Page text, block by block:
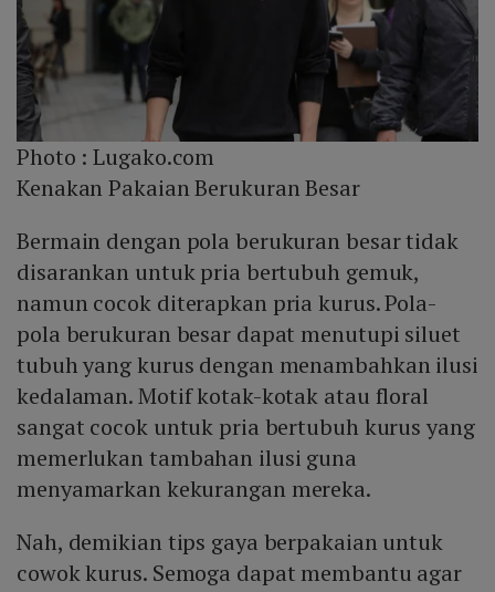
Photo :Lugako.com
Kenakan Pakaian Berukuran Besar
Bermain dengan pola berukuran besar tidak
disarankan untuk pria bertubuh gemuk,
namun cocok diterapkan pria kurus. Pola-
pola berukuran besar dapat menutupi siluet
tubuh yang kurus dengan menambahkan ilusi
kedalaman. Motif kotak-kotak atau floral
sangat cocok untuk pria bertubuh kurus yang
memerlukan tambahan ilusi guna
menyamarkan kekurangan mereka.
Nah, demikian tips gaya berpakaian untuk
cowok kurus. Semoga dapat membantu agar